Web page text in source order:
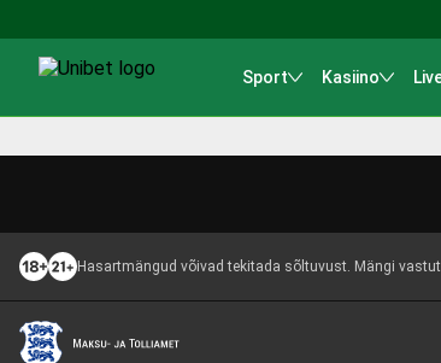
Sport Kasiino
Hasartmängud võivad tekitada sõltuvust. Mängi